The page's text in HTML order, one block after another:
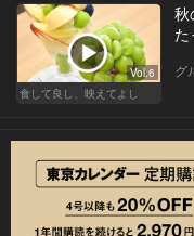
Vol.6
食して良し、映えてよし
秋
た
グ